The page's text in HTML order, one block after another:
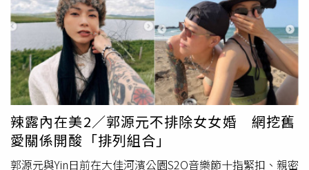
巔峰，還好那時白海豚還在海上游，且距離臺灣很遠。」關
於白海豚後續路徑，林得恩進一步補充說明，太平洋高壓的
勢力變化仍是關鍵的影響因子，各國主流數值模式均有調整
修正，大多顯示向西分量都在增加，直衝日本的機會也正在
下降。他提到傳統物理數值模式（如：ECMWF、NCEP）均
認為路徑會更為偏西運動，較靠近臺灣北部外海；AI數值模
式（如：EC-AIFS、AIGFS）則認為路徑會較靠近日、韓南
部外海通過。「不過，時間還久，環境尚在調整，不確定性
大，可以賡續再追蹤監測守視。」
辣露內在美2／郭源元不排除女女婚 網挖舊
愛關係開酸「排列組合」
郭源元與Yin日前在大佳河濱公園S2O音樂節十指緊扣、親密